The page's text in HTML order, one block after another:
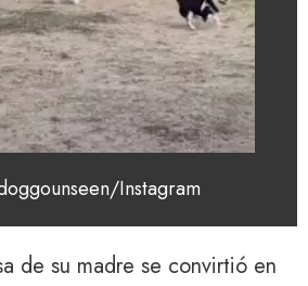
Instagram
de su madre se convirtió en